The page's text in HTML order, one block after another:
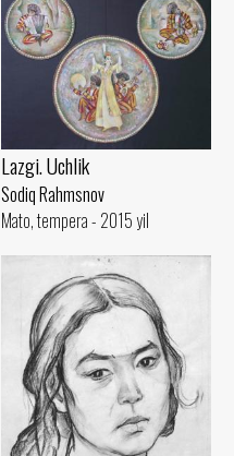
Lazgi. Uchlik
Sodiq Rahmsnov
Mato, tempera - 2015 yil